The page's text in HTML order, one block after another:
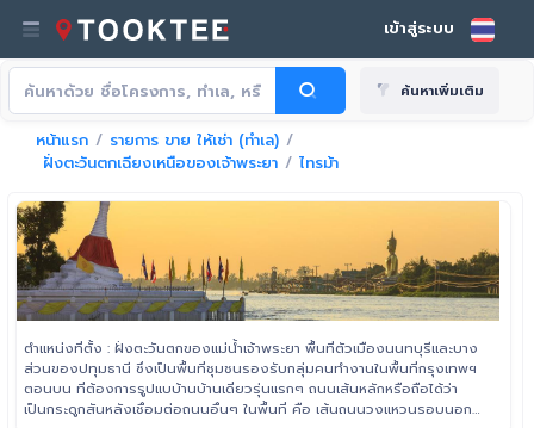
เข้าสู่ระบบ
ค้นหาเพิ่มเติม
หน้าแรก
รายการ ขาย ให้เช่า (ทำเล)
ฝั่งตะวันตกเฉียงเหนือของเจ้าพระยา
ไทรม้า
ตำแหน่งที่ตั้ง : ฝั่งตะวันตกของแม่น้ำเจ้าพระยา พื้นที่ตัวเมืองนนทบุรีและบาง
ส่วนของปทุมธานี ซึ่งเป็นพื้นที่ชุมชนรองรับกลุ่มคนทำงานในพื้นที่กรุงเทพฯ
ตอนบน ที่ต้องการรูปแบบ้านบ้านเดี่ยวรุ่นแรกๆ ถนนเส้นหลักหรือถือได้ว่า
เป็นกระดูกสันหลังเชื่อมต่อถนนอื่นๆ ในพื้นที่ คือ เส้นถนนวงแหวนรอบนอก